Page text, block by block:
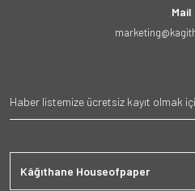
Mail
Kâğıthane Houseofpaper